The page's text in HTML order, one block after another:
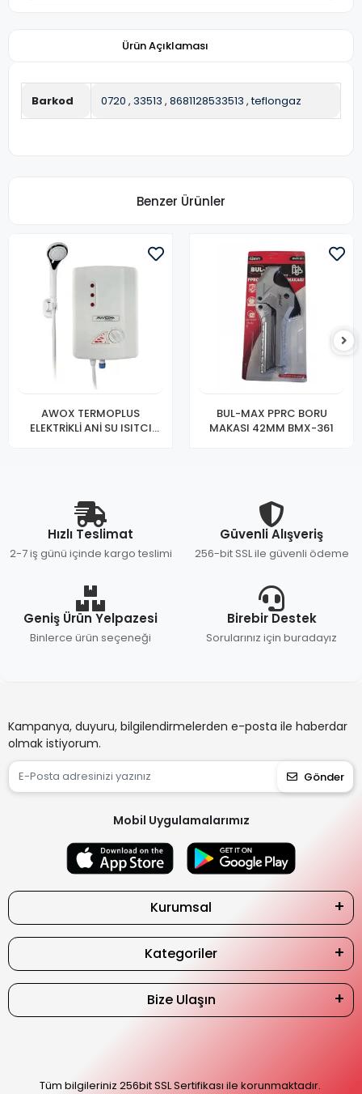
Ürün Açıklaması
Barkod 0720 , 33513 , 8681128533513 ,teflongaz
Benzer Ürünler
AWOX TERMOPLUS
ELEKTRİKLİ ANİ SU ISITCI
BUL-MAX PPRC BORU
MAKASI 42MM BMX-361
Hızlı Teslimat
2-7 iş günü içinde kargo teslimi
Güvenli Alışveriş
256-bit SSL ile güvenli ödeme
Geniş Ürün Yelpazesi
Binlerce ürün seçeneği
Birebir Destek
Sorularınız için buradayız
Kampanya, duyuru, bilgilendirmelerden e-posta ile haberdar
olmak istiyorum.
Gönder
Mobil Uygulamalarımız
Kurumsal
Kategoriler
Bize Ulaşın
Tüm bilgileriniz 256bit SSL Sertifikası ile korunmaktadır.